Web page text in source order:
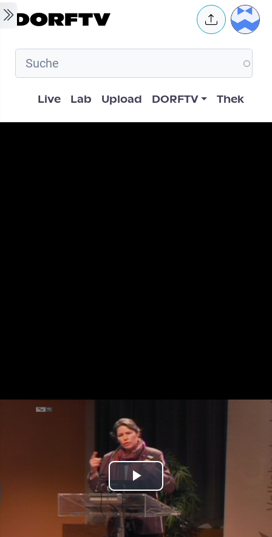
Skip to main content User
Hauptnavigation
Live Lab Upload DORFTV Thek
Play
Video